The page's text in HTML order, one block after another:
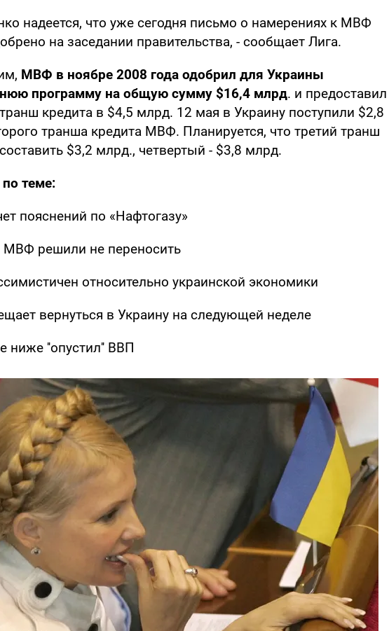
надеется, что уже сегодня письмо о намерениях к МВФ
на заседании правительства, - сообщает Лига.
МВФ в ноябре 2008 года одобрил для Украины
программу на общую сумму $16,4 млрд. и предоставил
кредита в $4,5 млрд. 12 мая в Украину поступили $2,8
транша кредита МВФ. Планируется, что третий транш
$3,2 млрд., четвертый - $3,8 млрд.
теме:
пояснений по «Нафтогазу»
решили не переносить
относительно украинской экономики
вернуться в Украину на следующей неделе
''опустил'' ВВП